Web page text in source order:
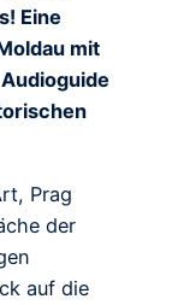
Eine
mit
Prag
der
auf die